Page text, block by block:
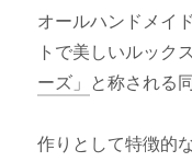
オールハンドメイ
トで美しいルック
ーズ」 と称される
作りとして特徴的